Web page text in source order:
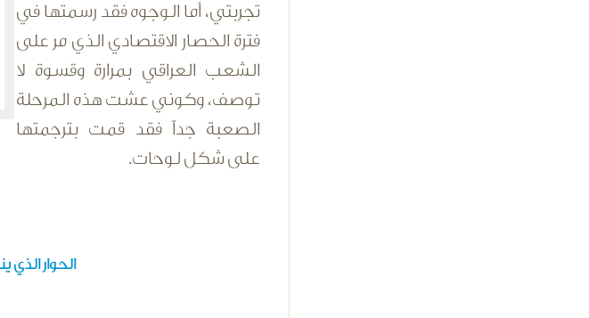
تجربتي، أما الوجوه فقد رسمتها في
فترة الحصار الاقتصادي الذي مر على
الشعب العراقي بمرارة وقسوة لا
توصف، وكوني عشت هذه المرحلة
الصعبة جداً فقد قمت بترجمتها
على شكل لوحات.
الحوار الذي